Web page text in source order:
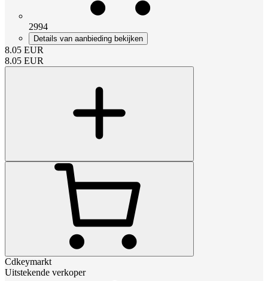
2994
Details van aanbieding bekijken
8.05 EUR
8.05 EUR
Cdkeymarkt
Uitstekende verkoper